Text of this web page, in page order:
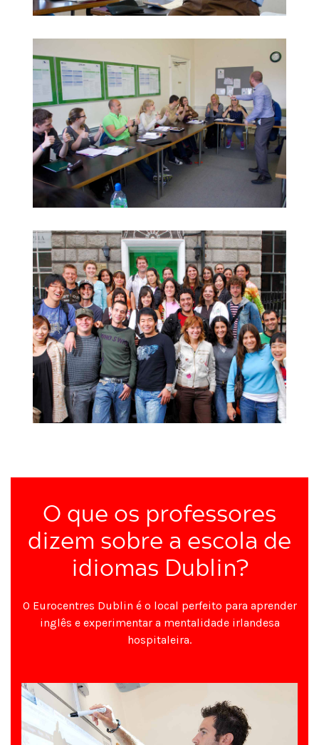
O que os professores
dizem sobre a escola de
idiomas Dublin?
O Eurocentres Dublin é o local perfeito para aprender
inglês e experimentar a mentalidade irlandesa
hospitaleira.